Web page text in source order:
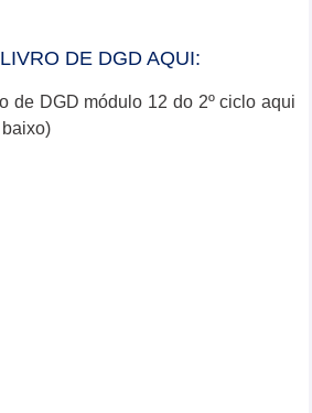
DE DGD AQUI:
de DGD módulo 12 do 2º ciclo aqui